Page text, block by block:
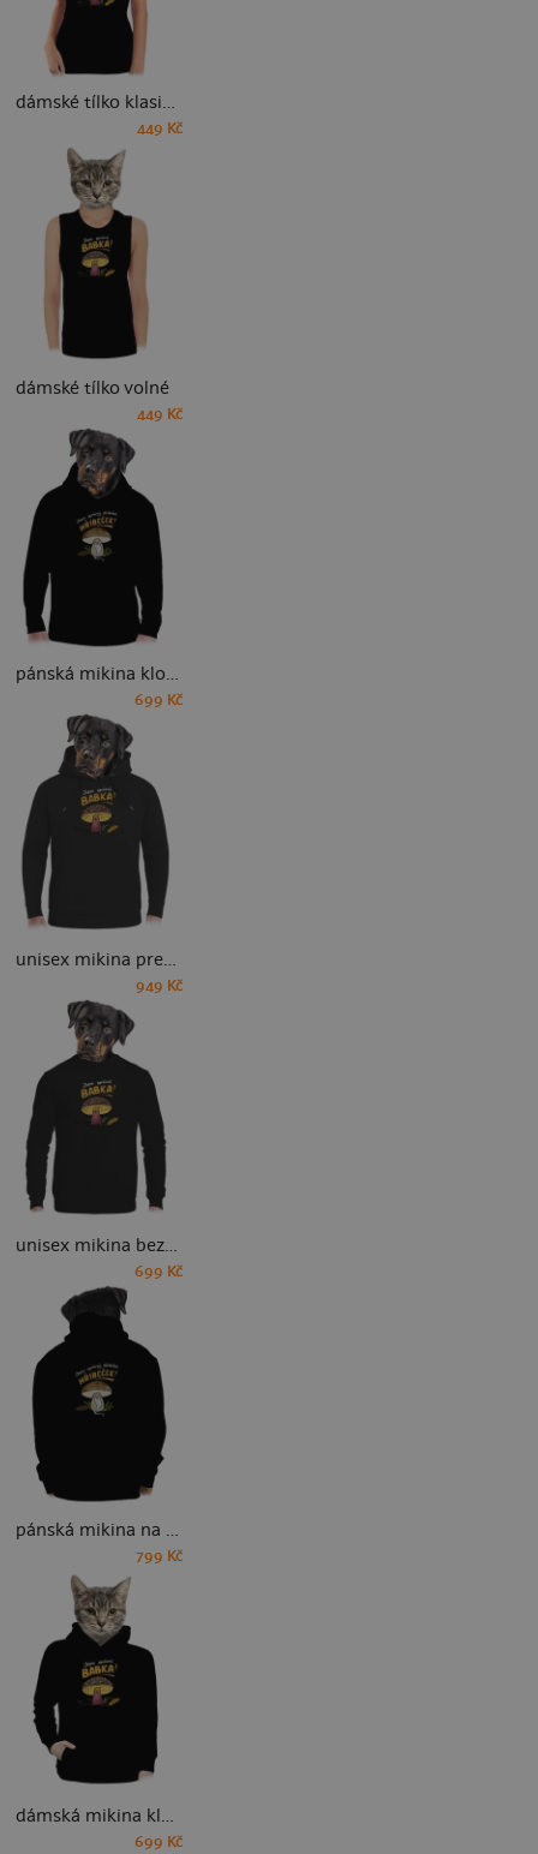
dámské tílko klasické
449 Kč
dámské tílko volné
449 Kč
pánská mikina klokanka
699 Kč
unisex mikina premium
949 Kč
unisex mikina bez kapuce
699 Kč
pánská mikina na zip
799 Kč
dámská mikina klokanka
699 Kč